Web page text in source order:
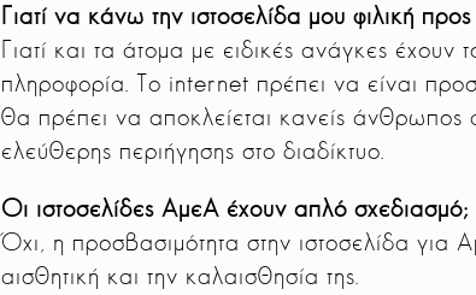
Γιατί να κάνω την ιστοσελίδα μου φιλική
Γιατί και τα άτομα με ειδικές ανάγκες
πληροφορία. Το internet πρέπει να είναι
θα πρέπει να αποκλείεται κανείς άνθρωπος
ελεύθερης περιήγησης στο διαδίκτυο.
Οι ιστοσελίδες ΑμεΑ έχουν απλό σχεδιασμό;
Όχι, η προσβασιμότητα στην ιστοσελίδα για
αισθητική και την καλαισθησία της.